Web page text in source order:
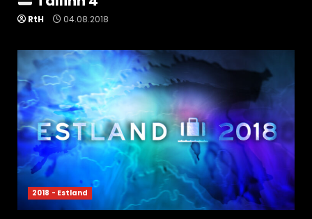
RtH 04.08.2018
2018 - Estland